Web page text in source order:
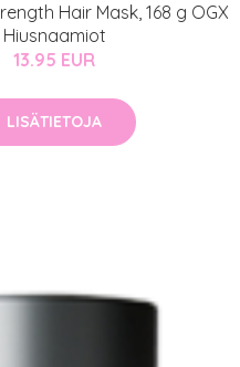
Hair Mask, 168 g OGX
Hiusnaamiot
13.95 EUR
LISÄTIETOJA